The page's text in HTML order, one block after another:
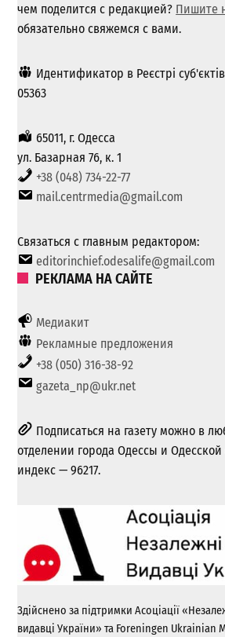
чем поделится с редакцией? Пишите
обязательно свяжемся с вами.
Идентификатор в Реєстрі
05363
65011, г. Одесса
ул. Базарная 76, к. 1
+38 (048) 734-22-77
mail.centrmedia@gmail.com
Связаться с главным редактором:
editorinchief.odesalife@gmail.com
РЕКЛАМА НА САЙТЕ
Медиакит
Рекламные предложения
+38 (050) 316-38-92
gazeta_np@ukr.net
Подписаться на газету можно в
отделении города Одессы и
индекс — 96217.
Здійснено за підтримки Асоціації
видавці України» та Foreningen Ukrainian